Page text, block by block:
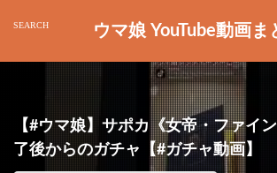
ウマ娘 YouTube動画ま
【#ウマ娘】サポカ《女帝・ファイ
了後からのガチャ【#ガチャ動画】